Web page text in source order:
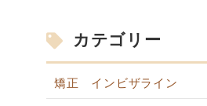
カテゴリー
矯正 インビザライン